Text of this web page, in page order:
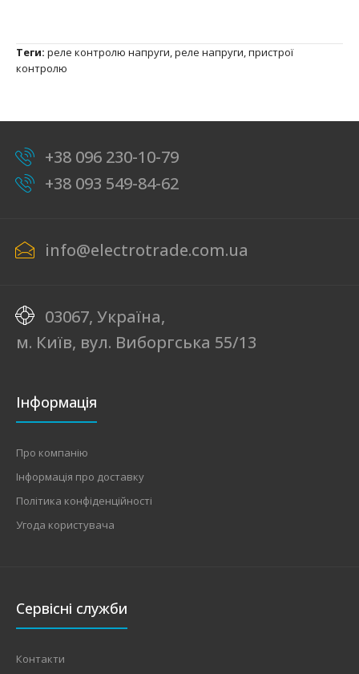
Теги: реле контролю напруги,реле напруги,пристрої
контролю
+38 096 230-10-79
+38 093 549-84-62
info@electrotrade.com.ua
03067, Україна,
м. Київ, вул. Виборгська 55/13
Інформація
Про компанію
Інформація про доставку
Політика конфіденційності
Угода користувача
Сервісні служби
Контакти